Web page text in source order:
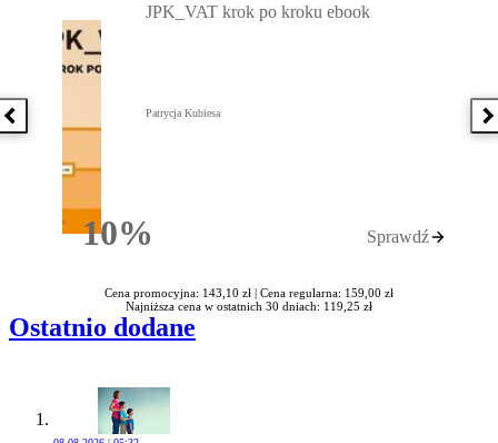
Poprzednia książka
10%Rabatu
JPK_VAT krok po kroku ebook
Patrycja Kubiesa
Sprawdź
Cena promocyjna: 143,10 zł | Cena regularna: 159,00 zł
Najniższa cena w ostatnich 30 dniach: 119,25 zł
Ostatnio dodane